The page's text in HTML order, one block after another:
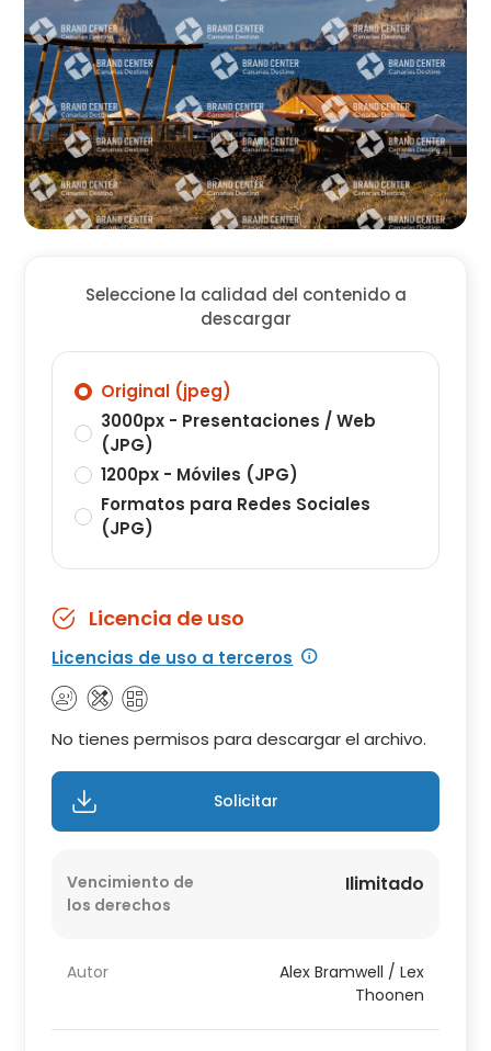
Seleccione la calidad del contenido a
descargar
Original (jpeg)
3000px - Presentaciones / Web
(JPG)
1200px - Móviles (JPG)
Formatos para Redes Sociales
(JPG)
Licencia de uso
Licencias de uso a terceros
No tienes permisos para descargar el archivo.
Solicitar
Vencimiento de
los derechos
Ilimitado
Autor
Alex Bramwell / Lex
Thoonen